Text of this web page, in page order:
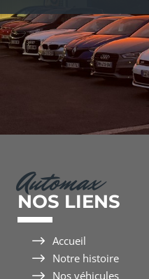
Automax
NOS LIENS
$ Accueil
$ Notre histoire
Nos véhicules